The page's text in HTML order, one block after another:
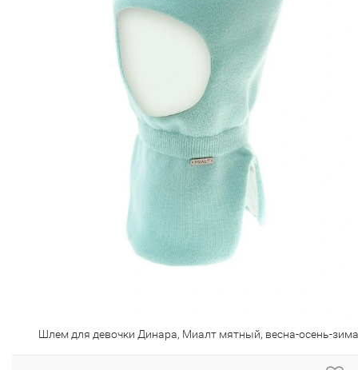
Шлем для девочки Динара, Миалт мятный, весна-осень-зима